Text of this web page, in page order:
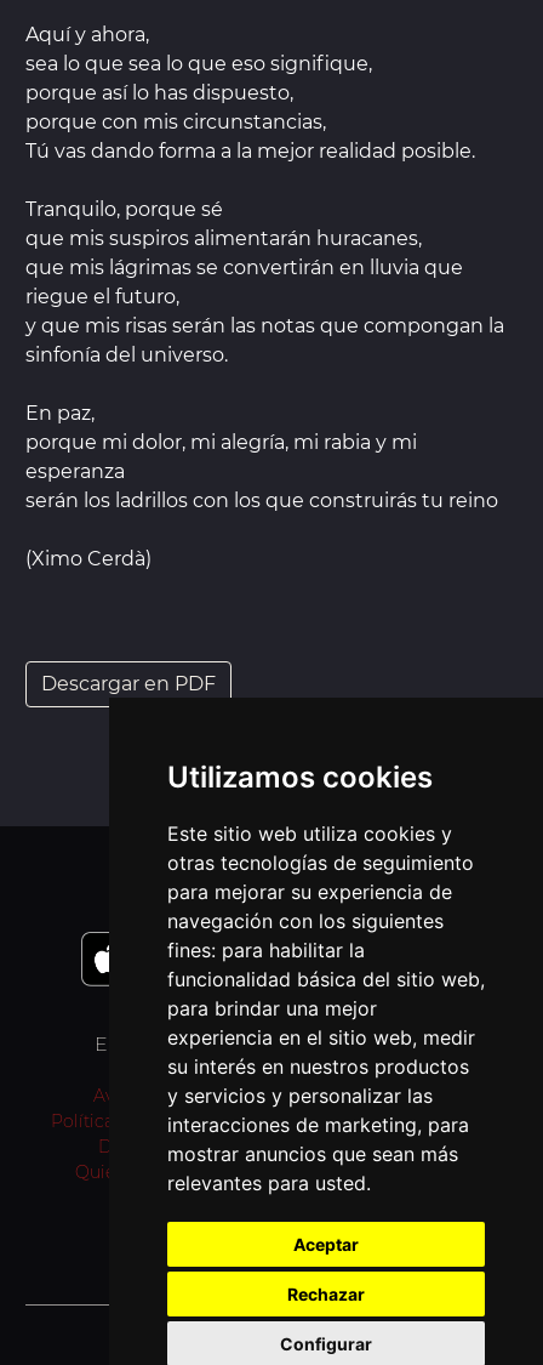
Utilizamos cookies
Este sitio web utiliza cookies y
otras tecnologías de seguimiento
para mejorar su experiencia de
navegación con los siguientes
fines: para habilitar la
funcionalidad básica del sitio web,
para brindar una mejor
experiencia en el sitio web, medir
su interés en nuestros productos
y servicios y personalizar las
interacciones de marketing, para
mostrar anuncios que sean más
relevantes para usted.
Aceptar
Rechazar
Configurar
Aquí y ahora,
sea lo que sea lo que eso signifique,
porque así lo has dispuesto,
porque con mis circunstancias,
Tú vas dando forma a la mejor realidad posible.
Tranquilo, porque sé
que mis suspiros alimentarán huracanes,
que mis lágrimas se convertirán en lluvia que
riegue el futuro,
y que mis risas serán las notas que compongan la
sinfonía del universo.
En paz,
porque mi dolor, mi alegría, mi rabia y mi
esperanza
serán los ladrillos con los que construirás tu reino
(Ximo Cerdà)
Descargar en PDF
APLICACIONES MÓVIL
ENLACES
Aviso Legal
Política de privacidad
Donativos
Quiénes somos
OTROS IDIOMAS
Pray as you go (inglés)
Passo a rezar (portugués)
Prie en Chemin (francés)
Bidden Onderweg
(neerlandés)
Fi tariqi osally (árabe)
© 2026 Jesuitas España